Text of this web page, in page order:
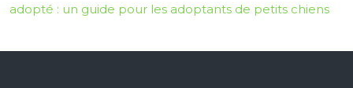
adopté : un guide pour les adoptants de petits chiens